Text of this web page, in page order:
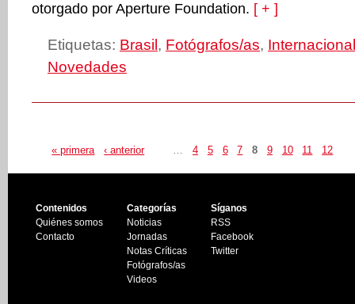
otorgado por Aperture Foundation. [ + ]
Etiquetas: Brasil , Fotógrafos/as, Internacional
Novedades
« primera ‹ anterior … 4 5 6 7 8 9 10 11 12
Contenidos
Quiénes somos
Contacto
Categorías
Noticias
Jornadas
Notas Críticas
Fotógrafos/as
Videos
Síganos
RSS
Facebook
Twitter